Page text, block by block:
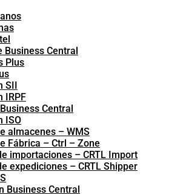
Business Central
Plus
IRPF
Central
ISO
almacenes – WMS
Fábrica – Ctrl – Zone
importaciones – CRTL Import
expediciones – CRTL Shipper
Business Central